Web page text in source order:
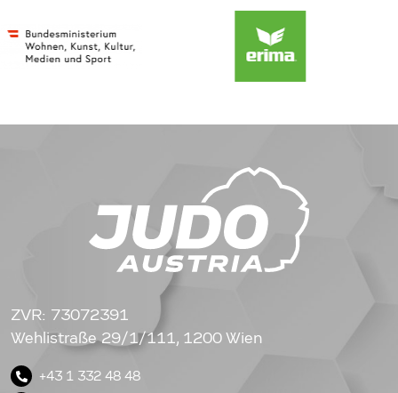
ZVR: 73072391
Wehlistraße 29/1/111, 1200 Wien
+43 1 332 48 48